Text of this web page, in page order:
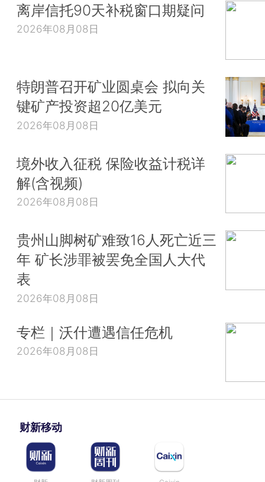
离岸信托90天补税窗口期疑问
2026年08月08日
特朗普召开矿业圆桌会 拟向关
键矿产投资超20亿美元
2026年08月08日
境外收入征税 保险收益计税详
解(含视频)
2026年08月08日
贵州山脚树矿难致16人死亡近三
年 矿长涉罪被罢免全国人大代
表
2026年08月08日
专栏｜沃什遭遇信任危机
2026年08月08日
财新移动